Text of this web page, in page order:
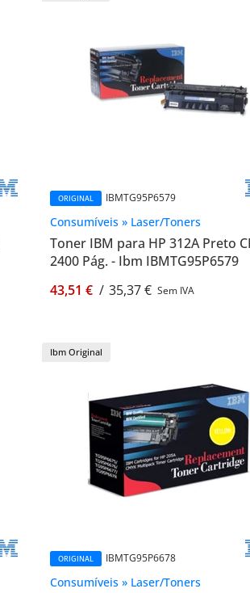
ORIGINAL IBMTG95P6579
Consumíveis » Laser/Toners
Toner IBM para HP 312A Preto
2400 Pág. - Ibm IBMTG95P6579
43,51 € / 35,37 € Sem IVA
Ibm Original
ORIGINAL IBMTG95P6678
Consumíveis » Laser/Toners